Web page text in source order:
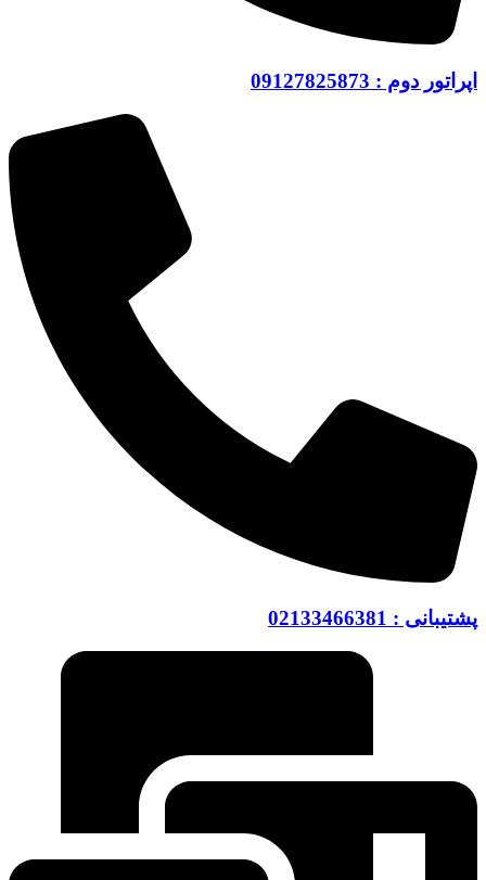
اپراتور دوم : 09127825873
پشتیبانی : 02133466381